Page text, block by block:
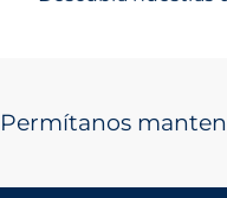
Permítanos